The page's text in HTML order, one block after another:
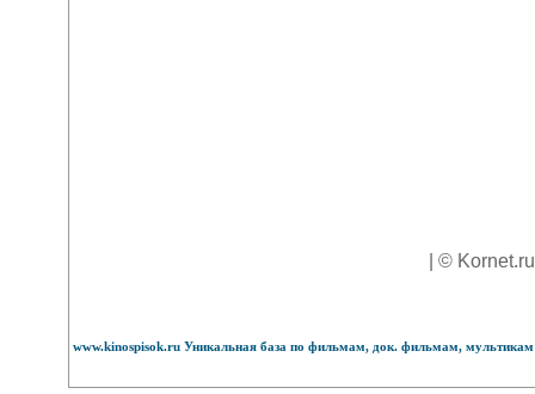
| ©
www.kinospisok.ru Уникальная база по фильмам, док. фильмам,